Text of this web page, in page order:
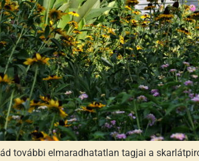
további elmaradhatatlan tagjai a